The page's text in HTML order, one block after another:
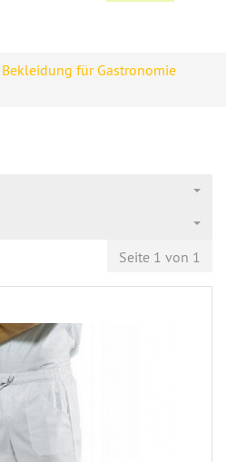
Bekleidung für Gastronomie
Seite 1 von 1